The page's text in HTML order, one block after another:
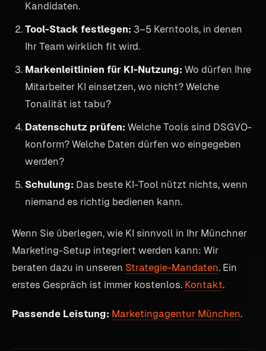
Kandidaten.
Tool-Stack festlegen: 3–5 Kerntools, in denen
Ihr Team wirklich fit wird.
Markenleitlinien für KI-Nutzung: Wo dürfen Ihre
Mitarbeiter KI einsetzen, wo nicht? Welche
Tonalität ist tabu?
Datenschutz prüfen: Welche Tools sind DSGVO-
konform? Welche Daten dürfen wo eingegeben
werden?
Schulung: Das beste KI-Tool nützt nichts, wenn
niemand es richtig bedienen kann.
Wenn Sie überlegen, wie KI sinnvoll in Ihr Münchner
Marketing-Setup integriert werden kann: Wir
beraten dazu in unseren Strategie-Mandaten. Ein
erstes Gespräch ist immer kostenlos. Kontakt.
Passende Leistung: Marketingagentur München.